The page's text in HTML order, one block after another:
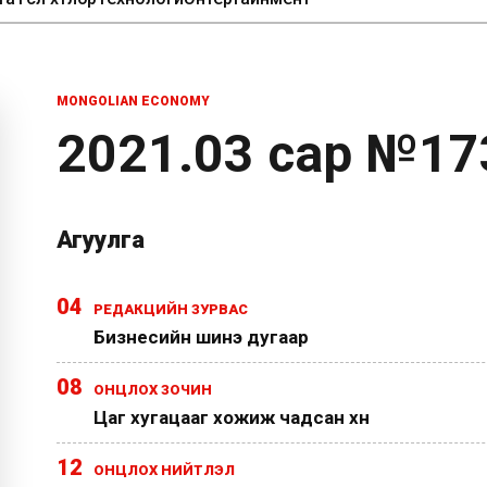
MONGOLIAN ECONOMY
2021.03 сар
Агуулга
04 РЕДАКЦИЙН ЗУРВАС
Бизнесийн шинэ дугаар
08 ОНЦЛОХ ЗОЧИН
Цаг хугацааг хожиж чадсан хүн
12 ОНЦЛОХ НИЙТЛЭЛ